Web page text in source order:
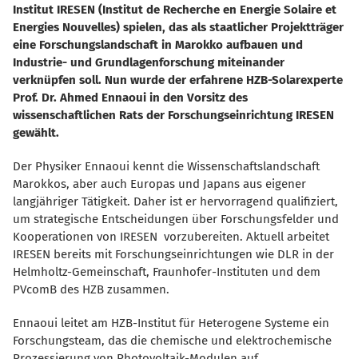
Institut IRESEN (Institut de Recherche en Energie Solaire et
Energies Nouvelles) spielen, das als staatlicher Projektträger
eine Forschungslandschaft in Marokko aufbauen und
Industrie- und Grundlagenforschung miteinander
verknüpfen soll. Nun wurde der erfahrene HZB-Solarexperte
Prof. Dr. Ahmed Ennaoui in den Vorsitz des
wissenschaftlichen Rats der Forschungseinrichtung IRESEN
gewählt.
Der Physiker Ennaoui kennt die Wissenschaftslandschaft
Marokkos, aber auch Europas und Japans aus eigener
langjähriger Tätigkeit. Daher ist er hervorragend qualifiziert,
um strategische Entscheidungen über Forschungsfelder und
Kooperationen von IRESEN vorzubereiten. Aktuell arbeitet
IRESEN bereits mit Forschungseinrichtungen wie DLR in der
Helmholtz-Gemeinschaft, Fraunhofer-Instituten und dem
PVcomB des HZB zusammen.
Ennaoui leitet am HZB-Institut für Heterogene Systeme ein
Forschungsteam, das die chemische und elektrochemische